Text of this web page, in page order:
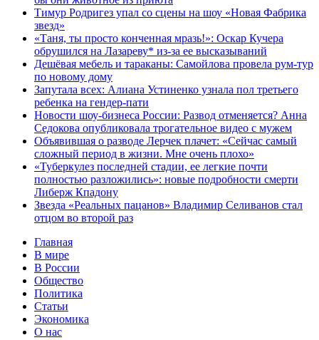
Тимур Родригез упал со сцены на шоу «Новая Фабрика
звезд»
«Таня, ты просто конченная мразь!»: Оскар Кучера
обрушился на Лазареву* из-за ее высказываний
Дешёвая мебель и тараканы: Самойлова провела рум-тур
по новому дому
Запутала всех: Алиана Устиненко узнала пол третьего
ребенка на гендер-пати
Новости шоу-бизнеса России: Развод отменяется? Анна
Седокова опубликовала трогательное видео с мужем
Объявившая о разводе Лерчек плачет: «Сейчас самый
сложный период в жизни. Мне очень плохо»
«Туберкулез последней стадии, ее легкие почти
полностью разложились»: новые подробности смерти
Либерж Кпадону
Звезда «Реальных пацанов» Владимир Селиванов стал
отцом во второй раз
Главная
В мире
В России
Общество
Политика
Статьи
Экономика
О нас